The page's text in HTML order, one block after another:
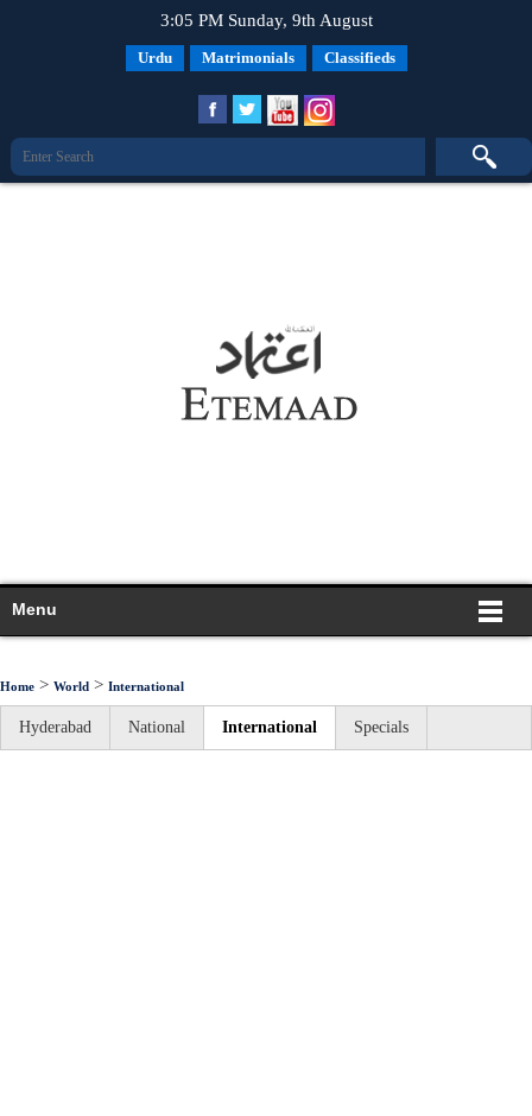
3:05 PM Sunday, 9th August
Urdu Matrimonials Classifieds
Menu
Home > World > International
Hyderabad National International Specials